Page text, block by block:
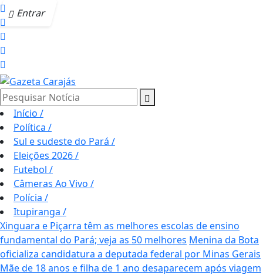
Entrar
Pesquisar Notícia
Início /
Política /
Sul e sudeste do Pará /
Eleições 2026/
Futebol /
Câmeras Ao Vivo /
Polícia /
Itupiranga /
Xinguara e Piçarra têm as melhores escolas de ensino
fundamental do Pará; veja as 50 melhores Menina da Bota
oficializa candidatura a deputada federal por Minas Gerais
Mãe de 18 anos e filha de 1 ano desaparecem após viagem